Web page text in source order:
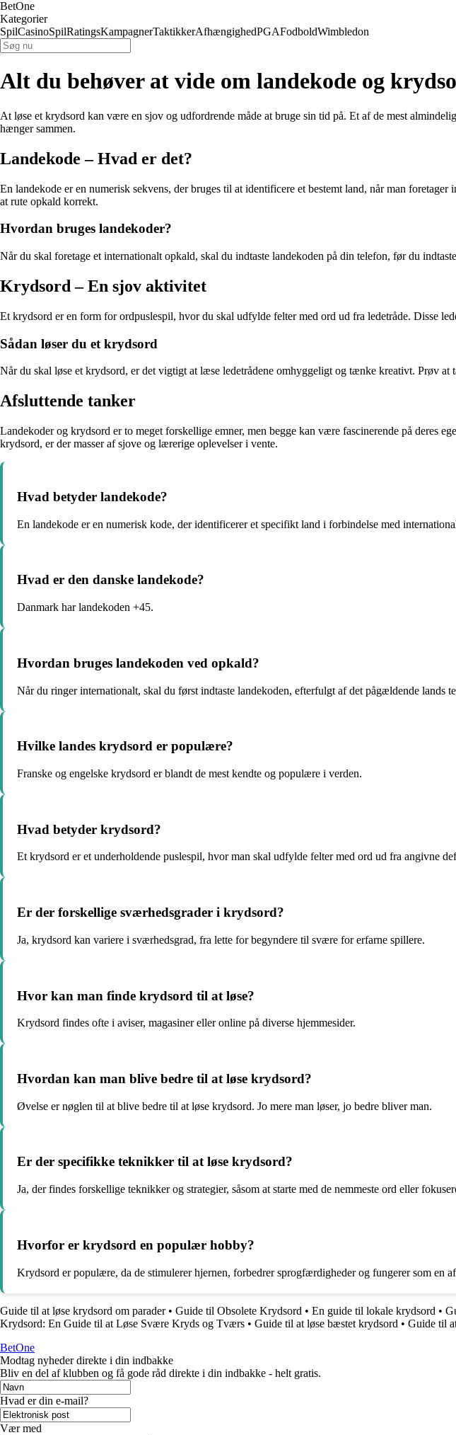
BetOne
Kategorier
SpilCasinoSpilRatingsKampagnerTaktikkerAfhængighedPGAFodboldWimbledon
Alt du behøver at vide om landekode og
At løse et krydsord kan være en sjov og udfordrende måde at bruge sin tid på. Et af de mest
hænger sammen.
Landekode – Hvad er det?
En landekode er en numerisk sekvens, der bruges til at identificere et bestemt land, når man
at rute opkald korrekt.
Hvordan bruges landekoder?
Når du skal foretage et internationalt opkald, skal du indtaste landekoden på din telefon, før du
Krydsord – En sjov aktivitet
Et krydsord er en form for ordpuslespil, hvor du skal udfylde felter med ord ud fra ledetråde. Disse
Sådan løser du et krydsord
Når du skal løse et krydsord, er det vigtigt at læse ledetrådene omhyggeligt og tænke kreativt. Prøv
Afsluttende tanker
Landekoder og krydsord er to meget forskellige emner, men begge kan være fascinerende på deres
krydsord, er der masser af sjove og lærerige oplevelser i vente.
Hvad betyder landekode?
En landekode er en numerisk kode, der identificerer et specifikt land i forbindelse med
Hvad er den danske landekode?
Danmark har landekoden +45.
Hvordan bruges landekoden ved opkald?
Når du ringer internationalt, skal du først indtaste landekoden, efterfulgt af det pågældende lands
Hvilke landes krydsord er populære?
Franske og engelske krydsord er blandt de mest kendte og populære i verden.
Hvad betyder krydsord?
Et krydsord er et underholdende puslespil, hvor man skal udfylde felter med ord ud fra angivne
Er der forskellige sværhedsgrader i krydsord?
Ja, krydsord kan variere i sværhedsgrad, fra lette for begyndere til svære for erfarne spillere.
Hvor kan man finde krydsord til at løse?
Krydsord findes ofte i aviser, magasiner eller online på diverse hjemmesider.
Hvordan kan man blive bedre til at løse krydsord?
Øvelse er nøglen til at blive bedre til at løse krydsord. Jo mere man løser, jo bedre bliver man.
Er der specifikke teknikker til at løse krydsord?
Ja, der findes forskellige teknikker og strategier, såsom at starte med de nemmeste ord eller
Hvorfor er krydsord en populær hobby?
Krydsord er populære, da de stimulerer hjernen, forbedrer sprogfærdigheder og fungerer som en
Guide til at løse krydsord om parader• Guide til Obsolete Krydsord • En guide til lokale krydsord •
Krydsord: En Guide til at Løse Svære Kryds og Tværs • Guide til at løse bæstet krydsord • Guide til
BetOne
Modtag nyheder direkte i din indbakke
Bliv en del af klubben og få gode råd direkte i din indbakke - helt gratis.
Hvad er din e-mail?
Vær med